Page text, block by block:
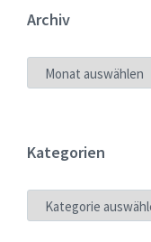
Archiv
ARCHIV
Kategorien
KATEGORIEN